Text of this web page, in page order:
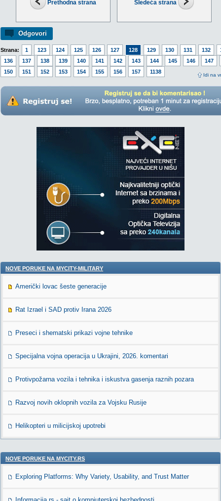
Prethodna strana Sledeća strana
Odgovori
Strana: 1 123 124 125 126 127 128 129 130 131 132
136
137 138 139 140 141 142 143 144 145 146
147
150
151 152 153 154 155 156 157 1138
Idi na
NOVE PORUKE NA MYCITY-MILITARY
Američki lovac šeste generacije
Rat Izrael i SAD protiv Irana 2026
Preseci i shematski prikazi vojne tehnike
Specijalna vojna operacija u Ukrajini, 2026. komentari
Protivpožarna vozila i tehnika i iskustva gasenja raznih pozara
Razvoj novih oklopnih vozila za Vojsku Rusije
Helikopteri u milicijskoj upotrebi
NOVE PORUKE NA MYCITY.RS
Exploring Platforms: Why Variety, Usability, and Trust Matter